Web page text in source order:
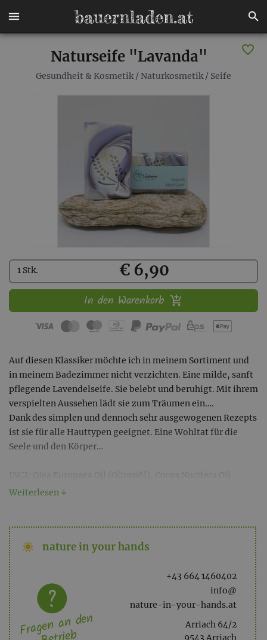
Naturseife "Lavanda"
Gesundheit & Kosmetik/ Naturkosmetik/ Seife
Kaufen
1 Stk. € 6,90
In den Warenkorb
Auf diesen Klassiker möchte ich in meinem Sortiment und
in meinem Badezimmer nicht verzichten. Eine milde, sanft
pflegende Lavendelseife. Sie belebt und beruhigt. Mit ihrem
verspielten Aussehen lädt sie zum Träumen ein….
Dank des simplen und dennoch sehr ausgewogenen Rezepts
ist sie für alle Hauttypen geeignet. Eine Wohltat für die
Seele und den Körper…
(Kokosnussöl), Aqua (Wasser), Brassica Napus Oil (Rapsöl),
essential Oil Lavandula angustifolia (ätherisches
Lavendelöl) (Geraniol*, Linalool*), CI 77891, CI 16185,
42090, CI 77007. *Allergene, die in ätherischen Ölen
natürlich vorkommen.
Gewicht: ca. 90gr.
geeignet als Hand- und Duschseife
palmölfrei, vegan
Weiterlesen ↓
nature in your hands
+43 664 1460402
info@
nature-in-your-hands.at
Arriach 64/2
9543 Arriach
Fragen an den